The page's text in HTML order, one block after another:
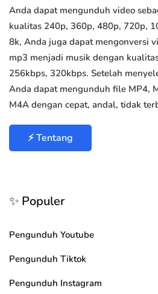
Anda dapat mengunduh video
kualitas 240p, 360p, 480p, 720p,
8k, Anda juga dapat mengonversi
mp3 menjadi musik dengan
256kbps, 320kbps. Setelah
Anda dapat mengunduh file MP4,
M4A dengan cepat, andal, tidak
⚡ Tentang
✨ Populer
Pengunduh Youtube
Pengunduh Tiktok
Pengunduh Instagram